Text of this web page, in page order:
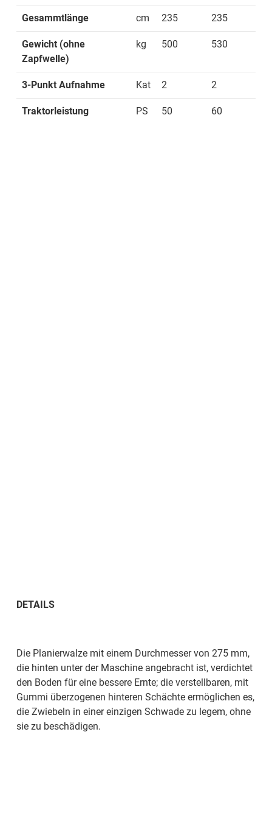
Gesammtlänge cm 235 235
Gewicht (ohne
Zapfwelle)
kg 500 530
3-Punkt Aufnahme Kat 2 2
Traktorleistung PS 50 60
DETAILS
Die Planierwalze mit einem Durchmesser von 275 mm,
die hinten unter der Maschine angebracht ist, verdichtet
den Boden für eine bessere Ernte; die verstellbaren, mit
Gummi überzogenen hinteren Schächte ermöglichen es,
die Zwiebeln in einer einzigen Schwade zu legem, ohne
sie zu beschädigen.